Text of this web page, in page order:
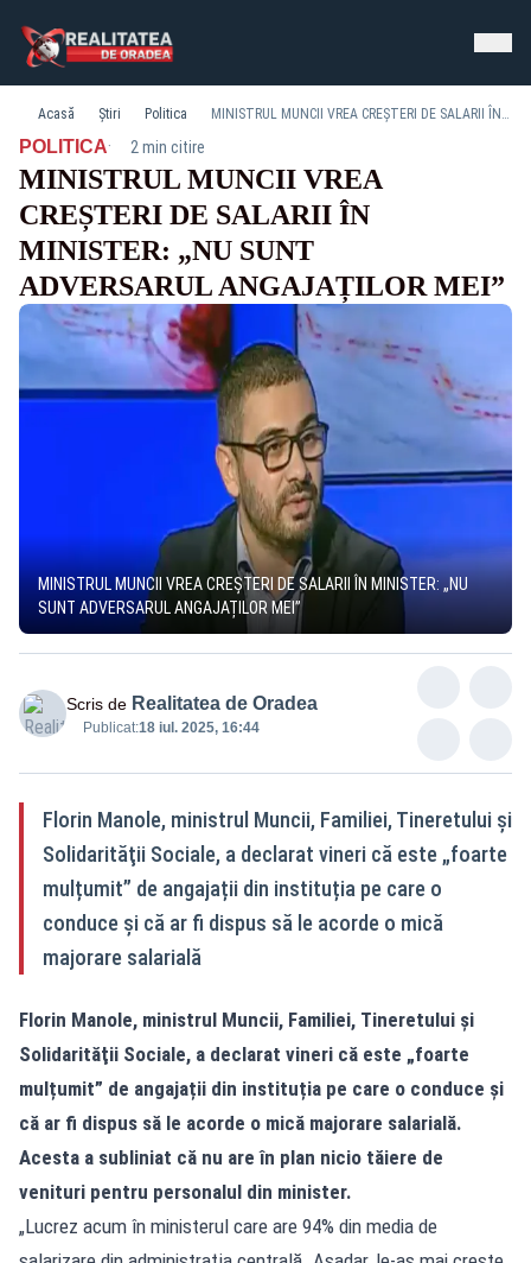
Acasă Știri Politica MINISTRUL MUNCII VREA CREȘTERI DE SALARII ÎN MINISTER: „NU SUNT ADVERSARUL ANGAJAȚILOR MEI”
POLITICA· 2 min citire
MINISTRUL MUNCII VREA
CREȘTERI DE SALARII ÎN
MINISTER: „NU SUNT
ADVERSARUL ANGAJAȚILOR MEI”
MINISTRUL MUNCII VREA CREȘTERI DE SALARII ÎN MINISTER: „NU
SUNT ADVERSARUL ANGAJAȚILOR MEI”
Scris de Realitatea de Oradea
Publicat:18 iul. 2025, 16:44
Florin Manole, ministrul Muncii, Familiei, Tineretului şi
Solidarităţii Sociale, a declarat vineri că este „foarte
mulțumit” de angajații din instituția pe care o
conduce și că ar fi dispus să le acorde o mică
majorare salarială
Florin Manole, ministrul Muncii, Familiei, Tineretului şi
Solidarităţii Sociale, a declarat vineri că este „foarte
mulțumit” de angajații din instituția pe care o conduce și
că ar fi dispus să le acorde o mică majorare salarială.
Acesta a subliniat că nu are în plan nicio tăiere de
venituri pentru personalul din minister.
„Lucrez acum în ministerul care are 94% din media de